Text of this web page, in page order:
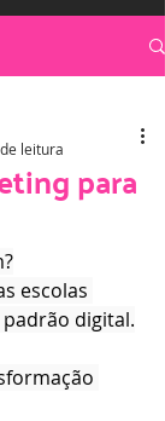
para
leitura
escolas
digital.